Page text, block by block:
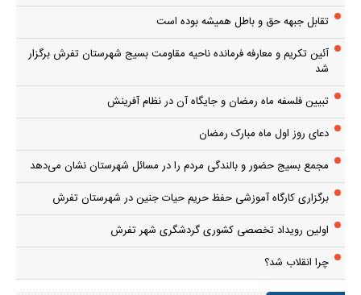
تقابل جبهه حق و باطل همیشه بوده است
آئین تکریم و معارفه فرمانده ناحیه مقاومت بسیج شهرستان تفرش برگزار
شد
تبیین فلسفه ماه رمضان و جایگاه آن در نظام آفرینش
دعای روز اول ماه مبارک رمضان
مجمع بسیج حضور و بالندگی مردم را در مسائل شهرستان نشان می‌دهد
برگزاری کارگاه آموزشی حفظ حریم حیات جنین در شهرستان تفرش
اولین رویداد تخصصی کشوری گردشگری شهر تفرش
چرا انقلاب شد؟